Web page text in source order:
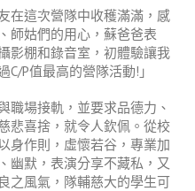
在這次營隊中收穫滿滿，感
師姑們的用心，蘇爸爸表
影棚和錄音室，初體驗讓我
P值最高的營隊活動!」
職場接軌，並要求品德力、
悲喜捨，就令人欽佩。從校
身作則，虛懷若谷，專業加
幽默，表演分享不藏私，又
之風氣，隊輔慈大的學生可